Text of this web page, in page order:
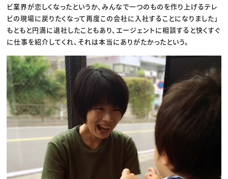
ビ業界が恋しくなったというか、みんなで一つのものを作り上げるテレ
ビの現場に戻りたくなって再度この会社に入社することになりました」
もともと円満に退社したこともあり、エージェントに相談すると快くすぐ
に仕事を紹介してくれ、それは本当にありがたかったという。